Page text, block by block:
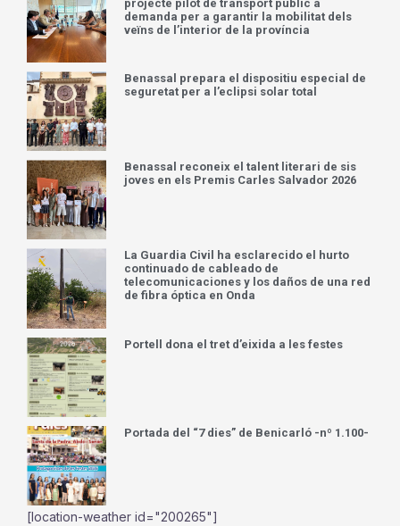
projecte pilot de transport públic a
demanda per a garantir la mobilitat dels
veïns de l’interior de la província
Benassal prepara el dispositiu especial de
seguretat per a l’eclipsi solar total
Benassal reconeix el talent literari de sis
joves en els Premis Carles Salvador 2026
La Guardia Civil ha esclarecido el hurto
continuado de cableado de
telecomunicaciones y los daños de una red
de fibra óptica en Onda
Portell dona el tret d’eixida a les festes
Portada del “7 dies” de Benicarló -nº 1.100-
[location-weather id="200265"]